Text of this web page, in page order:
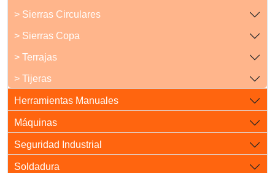
> Sierras Circulares
> Sierras Copa
> Terrajas
> Tijeras
Herramientas Manuales
Máquinas
Seguridad Industrial
Soldadura